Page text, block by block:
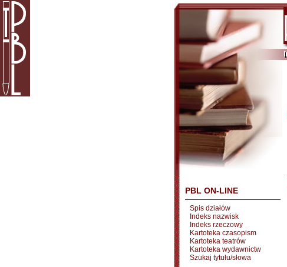
PBL ON-LINE
Spis działów
Indeks nazwisk
Indeks rzeczowy
Kartoteka czasopism
Kartoteka teatrów
Kartoteka wydawnictw
Szukaj tytułu/słowa